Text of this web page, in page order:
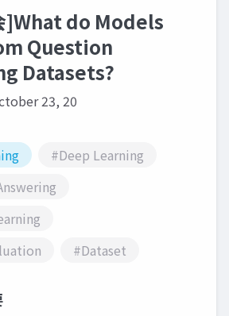
]What do Models
Question
Datasets?
23, 20
#Deep Learning
#Dataset